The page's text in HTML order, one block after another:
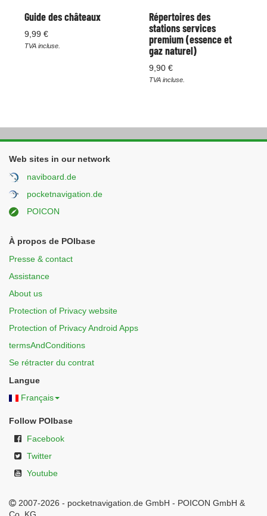
Guide des châteaux
9,99 €
TVA incluse.
Répertoires des
stations services
premium (essence et
gaz naturel)
9,90 €
TVA incluse.
Web sites in our network
naviboard.de
pocketnavigation.de
POICON
À propos de POIbase
Presse & contact
Assistance
About us
Protection of Privacy website
Protection of Privacy Android Apps
termsAndConditions
Se rétracter du contrat
Langue
Français
Follow POIbase
Facebook
Twitter
Youtube
2007-2026 - pocketnavigation.de GmbH - POICON GmbH &